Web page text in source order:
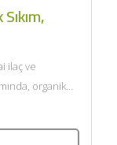
ilaç ve
organik